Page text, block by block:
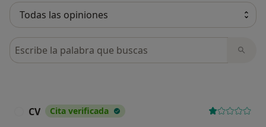
Busca en opiniones
CV Cita verificada